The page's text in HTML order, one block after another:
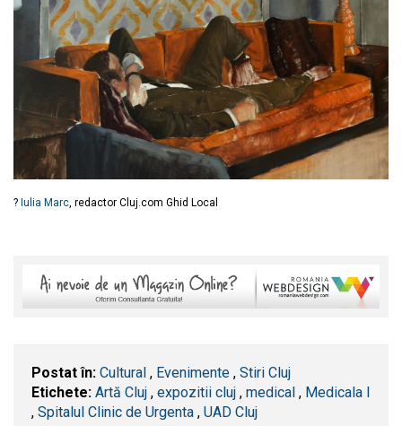
? Iulia Marc, redactor Cluj.com Ghid Local
Postat în: Cultural , Evenimente , Stiri Cluj
Etichete: Artă Cluj , expozitii cluj , medical , Medicala I
, Spitalul Clinic de Urgenta , UAD Cluj